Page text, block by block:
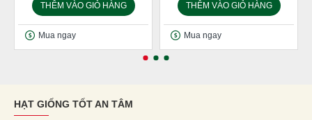
THÊM VÀO GIỎ HÀNG
Mua ngay
THÊM VÀO GIỎ HÀNG
Mua ngay
HẠT GIỐNG TỐT AN TÂM